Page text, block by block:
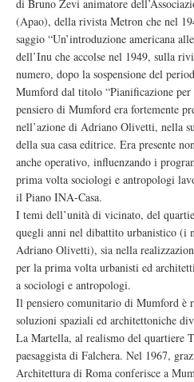
di Bruno Zevi animatore
(Apao), della rivista Metron che nel
saggio “Un’introduzione americana
dell’Inu che accolse nel 1949, sulla
numero, dopo la sospensione del
Mumford dal titolo “Pianificazione
pensiero di Mumford era fortemente
nell’azione di Adriano Olivetti, nella
della sua casa editrice. Era presente
anche operativo, influenzando i
prima volta sociologi e antropologi
il Piano INA-Casa.
I temi dell’unità di vicinato, del
quegli anni nel dibattito urbanistico (i
Adriano Olivetti), sia nella
per la prima volta urbanisti ed
a sociologi e antropologi.
Il pensiero comunitario di Mumford è
soluzioni spaziali ed architettoniche
La Martella, al realismo del quartiere
paesaggista di Falchera. Nel 1967,
Architettura di Roma conferisce a